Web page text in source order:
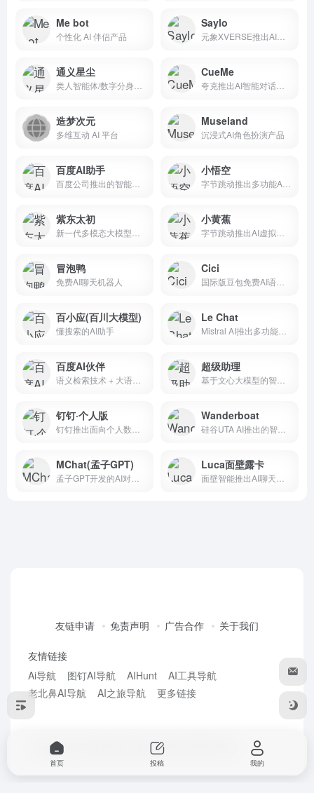
Me bot
个性化 AI 伴侣产品
Saylo
元象XVERSE推出AI交互式文本故事角色扮演游戏
通义星尘
类人智能体/数字分身创作平台
CueMe
夸克推出AI智能对话和写作工具
造梦次元
多维互动 AI 平台
Museland
沉浸式AI角色扮演产品
百度AI助手
百度公司推出的智能体助手
小悟空
字节跳动推出多功能AI对话助手
紫东太初
新一代多模态大模型平台
小黄蕉
字节跳动推出AI虚拟交友聊天平台
冒泡鸭
免费AI聊天机器人
Cici
国际版豆包免费AI语音聊天平台
百小应(百川大模型)
懂搜索的AI助手
Le Chat
Mistral AI推出多功能AI对话助手应用
百度AI伙伴
语义检索技术 + 大语言模型
超级助理
基于文心大模型的智能助手
钉钉·个人版
钉钉推出面向个人数字生产力工具
Wanderboat
硅谷UTA AI推出的智能旅行AI工具
MChat(孟子GPT)
孟子GPT开发的AI对话机器人
Luca面壁露卡
面壁智能推出AI聊天工具
友链申请 免责声明 广告合作 关于我们
友情链接
Ai导航
图钉AI导航 AIHunt
AI工具导航
老北鼻AI导航
AI之旅导航 更多链接
Copyright © 2026 春风AI工具箱粤ICP备18096679号-2
首页 投稿 我的